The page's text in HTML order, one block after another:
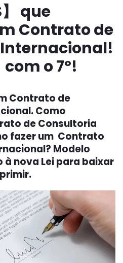
】 que
Contrato de
com o 7º!
Contrato de
Como
de Consultoria
fazer um Contrato
Modelo
nova Lei para baixar